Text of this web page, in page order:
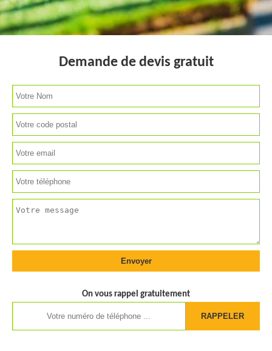
Demande de devis gratuit
On vous rappel gratuitement